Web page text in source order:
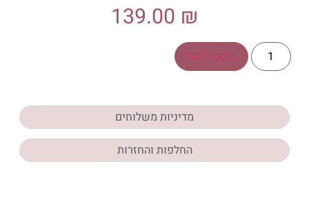
139.00 ₪
הוספה לסל
מדיניות משלוחים
החלפות והחזרות